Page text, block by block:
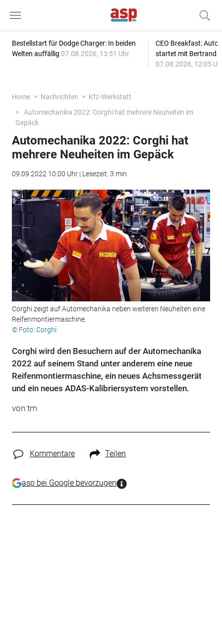
Bestellstart für Dodge Charger: In beiden
Welten auffällig 07.08.2026, 13:51 Uhr
CEO Breakfast:
startet mit Bertrand
07.08.2026, 12:05
Home Nachrichten
Kfz-Werkstatt
Automechanika 2022: Corghi hat mehrere Neuheiten im
Gepäck
Automechanika 2022: Corghi hat
mehrere Neuheiten im Gepäck
09.09.2022 10:00 Uhr | Lesezeit: 3 min
Corghi zeigt auf Automechanika neben weiteren Neuheiten eine
Reifenmontiermaschine.
© Foto: Corghi
Corghi wird den Besuchern auf der Automechanika
2022 auf seinem Stand unter anderem eine neue
Reifenmontiermaschine, ein neues Achsmessgerät
und ein neues ADAS-Kalibriersystem vorstellen.
von tm
Kommentare Teilen
asp bei Google bevorzugen